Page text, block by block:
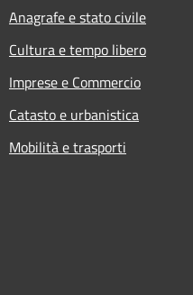
Anagrafe e stato civile
Cultura e tempo libero
Imprese e Commercio
Catasto e urbanistica
Mobilità e trasporti